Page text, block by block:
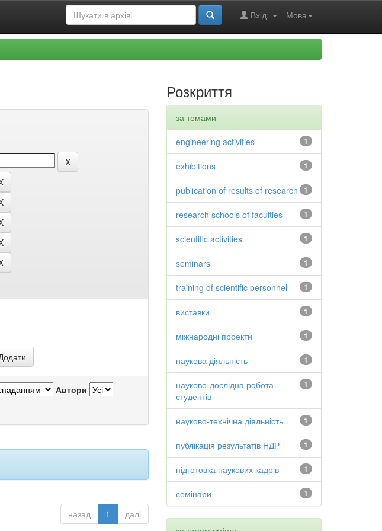
Мова
Вхід:
Автори
назад 1 далі
Розкриття
за темами
1
engineering activities
1
exhibitions
1
publication of results of research
1
research schools of faculties
1
scientific activities
1
seminars
1
training of scientific personnel
1
виставки
1
міжнародні проекти
1
наукова діяльність
1
науково-дослідна робота
студентів
1
науково-технічна діяльність
1
публікація результатів НДР
1
підготовка наукових кадрів
1
семінари